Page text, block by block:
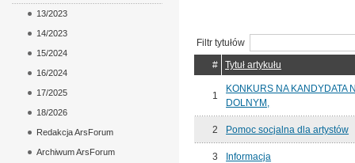
Filtr tytułów
#
Tytuł artykułu
1
KONKURS NA KANDYDATA
DOLNYM,
2 Pomoc socjalna dla artystów
3 Informacja
13/2023
14/2023
15/2024
16/2024
17/2025
18/2026
Redakcja ArsForum
Archiwum ArsForum